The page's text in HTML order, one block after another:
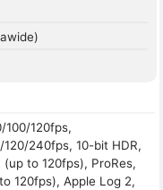
120fps,
240fps, 10-bit HDR,
(up to 120fps), ProRes,
120fps), Apple Log 2,